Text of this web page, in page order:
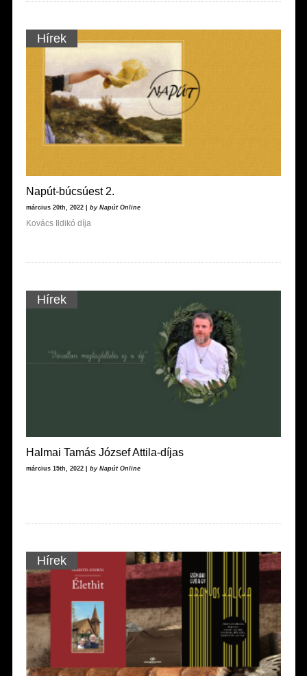
Hírek
Napút-búcsúest 2.
március 20th, 2022 | by Napút Online
Kovács Ildikó díja
Hírek
Halmai Tamás József Attila-díjas
március 15th, 2022 | by Napút Online
Hírek